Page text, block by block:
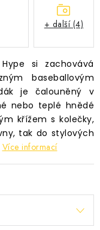
si zachovává
baseballovým
je čalouněný v
nebo teplé hnědé
křížem s kolečky,
tak do stylových
Více informací
+ další (4)